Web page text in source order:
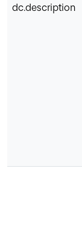
dc.description